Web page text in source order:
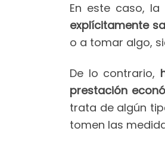
En este caso, la
explícitamente
o a tomar algo,
De lo contrario,
prestación
trata de algún
tomen las